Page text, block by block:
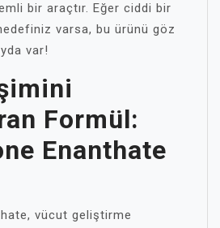
bir araçtır. Eğer ciddi bir
varsa, bu ürünü göz
var!
Formül:
Enanthate
vücut geliştirme